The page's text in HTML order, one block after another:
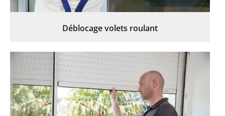
Déblocage volets roulant